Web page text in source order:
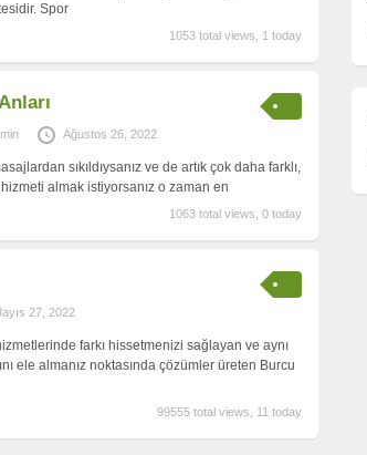
Spor
1053 total views, 1 today
Ağustos 26, 2022
sıkıldıysanız ve de artık çok daha farklı,
almak istiyorsanız o zaman en
1063 total views, 0 today
27, 2022
farkı hissetmenizi sağlayan ve aynı
ele almanız noktasında çözümler üreten Burcu
99555 total views, 11 today